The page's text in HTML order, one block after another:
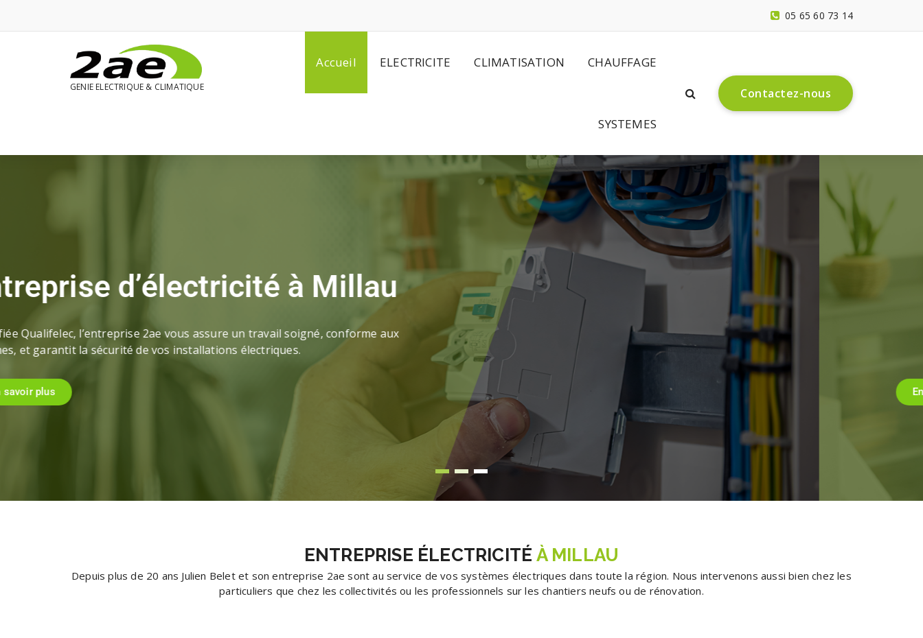
05 65 60 73 14
GENIE ELECTRIQUE & CLIMATIQUE
Accueil ELECTRICITE CLIMATISATION CHAUFFAGE
SYSTEMES
Contactez-nous
Automatisme / Contrôle d’accès
Spécialiste en alarme à Millau
Pour vous protéger efficacement, 2ae à Millau vous propose l’installation de systèmes
d’alarme.
ENTREPRISE ÉLECTRICITÉ À MILLAU
Depuis plus de 20 ans Julien Belet et son entreprise 2ae sont au service de vos systèmes électriques dans toute la région. Nous intervenons aussi bien chez les
particuliers que chez les collectivités ou les professionnels sur les chantiers neufs ou de rénovation.